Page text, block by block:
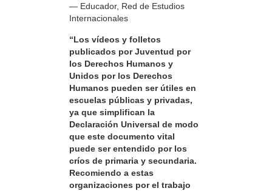
— Educador, Red de Estudios
Internacionales
“Los vídeos y folletos
publicados por Juventud por
los Derechos Humanos y
Unidos por los Derechos
Humanos pueden ser útiles en
escuelas públicas y privadas,
ya que simplifican la
Declaración Universal de modo
que este documento vital
puede ser entendido por los
críos de primaria y secundaria.
Recomiendo a estas
organizaciones por el trabajo